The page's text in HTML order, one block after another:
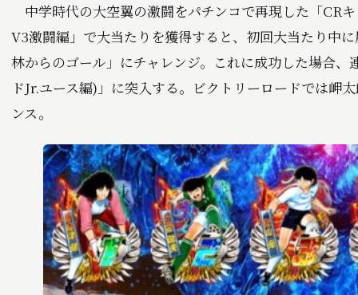
中学時代の大空翼の激闘をパチンコで再現した「CR
V3激闘編」で大当たりを獲得すると、初回大当たり中
林からのゴール」にチャレンジ。これに成功した場合
ドJr.ユース編)」に突入する。ビクトリーロードでは岬
ンス。